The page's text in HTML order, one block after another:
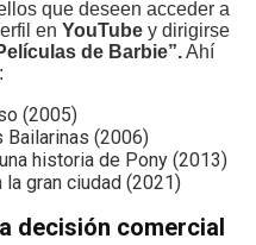
que deseen acceder a
en YouTube y dirigirse
de Barbie”.Ahí
(2005)
Bailarinas (2006)
historia de Pony (2013)
la gran ciudad (2021)
decisión comercial